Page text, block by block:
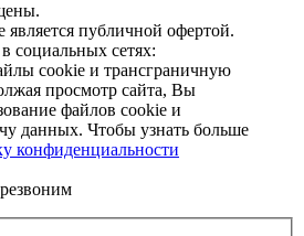
публичной офертой.
социальных сетях:
cookie и трансграничную
просмотр сайта, Вы
файлов cookie и
данных. Чтобы узнать больше
конфиденциальности